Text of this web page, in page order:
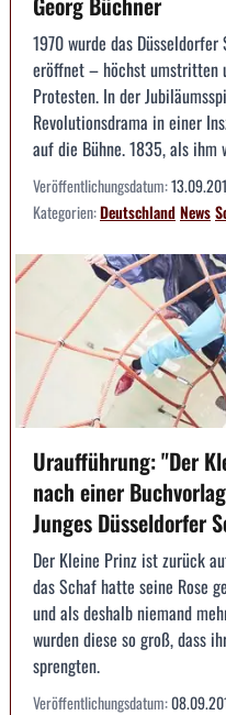
1970 wurde das
eröffnet – höchst umstritten
Protesten. In der
Revolutionsdrama in einer
auf die Bühne. 1835, als
Veröffentlichungsdatum:
Kategorien:DeutschlandNews
Uraufführung: "Der
nach einer
Junges Düsseldorfer
Der Kleine Prinz ist zurück
das Schaf hatte seine Rose
und als deshalb niemand
wurden diese so groß, dass
sprengten.
Veröffentlichungsdatum: